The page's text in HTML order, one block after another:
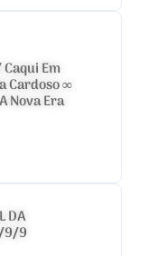
Em
Cardoso ∞
Nova Era
DA
9/9